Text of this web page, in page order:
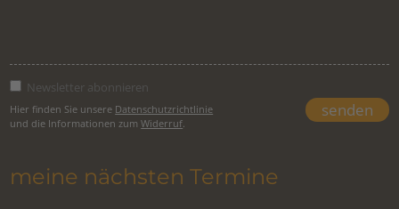
Newsletter abonnieren
Hier finden Sie unsere Datenschutzrichtlinie
und die Informationen zumWiderruf.
meine nächsten Termine